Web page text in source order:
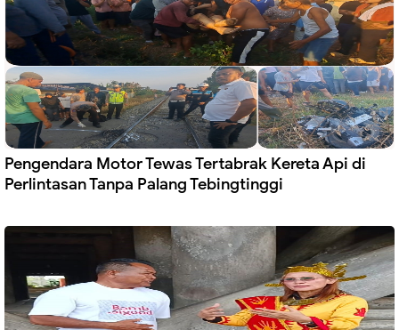
Pengendara Motor Tewas Tertabrak Kereta Api di
Perlintasan Tanpa Palang Tebingtinggi